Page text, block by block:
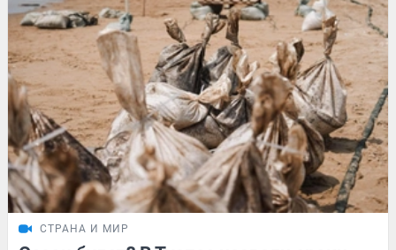
СТРАНА И МИР